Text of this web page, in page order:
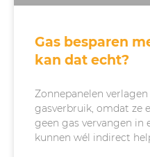
Gas besparen
kan dat echt?
Zonnepanelen
gasverbruik, omdat ze
geen gas vervangen in
kunnen wél indirect